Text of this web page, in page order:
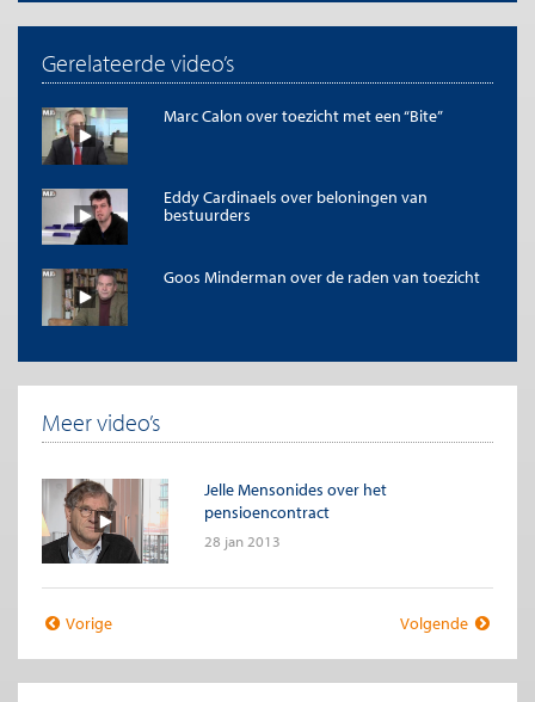
Gerelateerde video’s
Marc Calon over toezicht met een “Bite”
Eddy Cardinaels over beloningen van
bestuurders
Goos Minderman over de raden van toezicht
Meer video’s
Jelle Mensonides over het
pensioencontract
28 jan 2013
Vorige Volgende